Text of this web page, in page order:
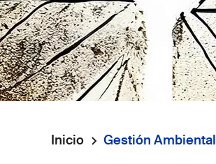
Ruta
Inicio Gestión Ambiental